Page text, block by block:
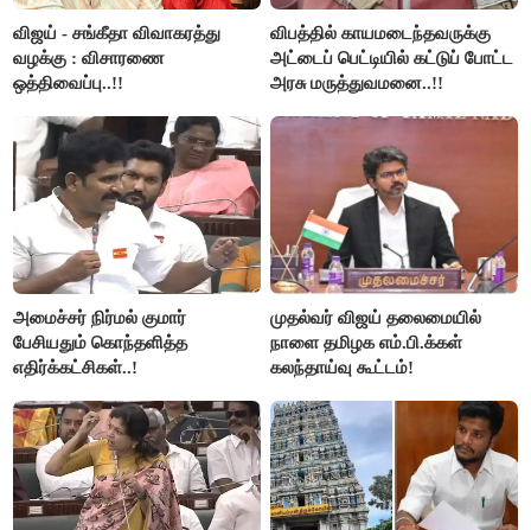
விஜய் - சங்கீதா விவாகரத்து
வழக்கு : விசாரணை
ஒத்திவைப்பு..!!
விபத்தில் காயமடைந்தவருக்கு
அட்டைப் பெட்டியில் கட்டுப் போட்ட
அரசு மருத்துவமனை..!!
அமைச்சர் நிர்மல் குமார்
பேசியதும் கொந்தளித்த
எதிர்க்கட்சிகள்..!
முதல்வர் விஜய் தலைமையில்
நாளை தமிழக எம்.பி.க்கள்
கலந்தாய்வு கூட்டம்!